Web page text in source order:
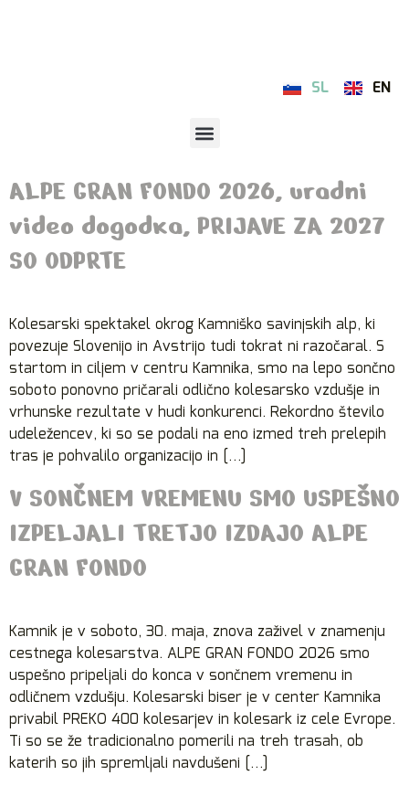
SL EN
ALPE GRAN FONDO 2026, uradni
video dogodka, PRIJAVE ZA 2027
SO ODPRTE
Kolesarski spektakel okrog Kamniško savinjskih alp, ki
povezuje Slovenijo in Avstrijo tudi tokrat ni razočaral. S
startom in ciljem v centru Kamnika, smo na lepo sončno
soboto ponovno pričarali odlično kolesarsko vzdušje in
vrhunske rezultate v hudi konkurenci. Rekordno število
udeležencev, ki so se podali na eno izmed treh prelepih
tras je pohvalilo organizacijo in […]
V SONČNEM VREMENU SMO USPEŠNO
IZPELJALI TRETJO IZDAJO ALPE
GRAN FONDO
Kamnik je v soboto, 30. maja, znova zaživel v znamenju
cestnega kolesarstva. ALPE GRAN FONDO 2026 smo
uspešno pripeljali do konca v sončnem vremenu in
odličnem vzdušju. Kolesarski biser je v center Kamnika
privabil PREKO 400 kolesarjev in kolesark iz cele Evrope.
Ti so se že tradicionalno pomerili na treh trasah, ob
katerih so jih spremljali navdušeni […]